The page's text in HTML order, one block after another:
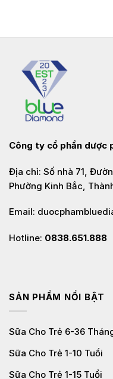
Công ty cổ phần dược
Địa chỉ: Số nhà 71,
Phường Kinh Bắc,
Email:
Hotline: 0838.651.888
SẢN PHẨM NỔI BẬT
Sữa Cho Trẻ 6-36
Sữa Cho Trẻ 1-10 Tuổi
Sữa Cho Trẻ 1-15 Tuổi